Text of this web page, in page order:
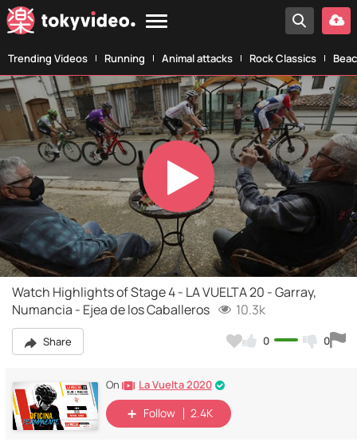
Trending Videos Running Animal attacks Rock Classics
Play
Video
Watch Highlights of Stage 4 - LA VUELTA 20 - Garray,
Numancia - Ejea de los Caballeros
10.3k
Share 0 0
On La Vuelta 2020
Follow 2.4K